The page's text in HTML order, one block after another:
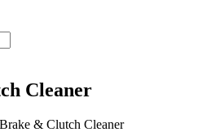
Cleaner
& Clutch Cleaner